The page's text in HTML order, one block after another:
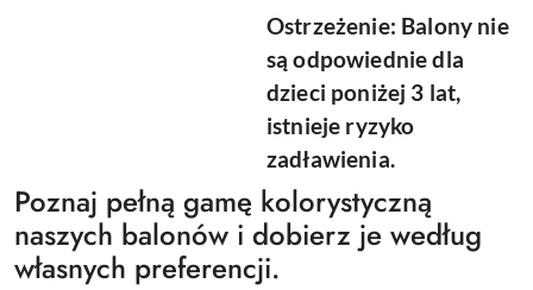
Ostrzeżenie: Balony nie
są odpowiednie dla
dzieci poniżej 3 lat,
istnieje ryzyko
zadławienia.
Poznaj pełną gamę kolorystyczną
naszych balonów i dobierz je według
własnych preferencji.